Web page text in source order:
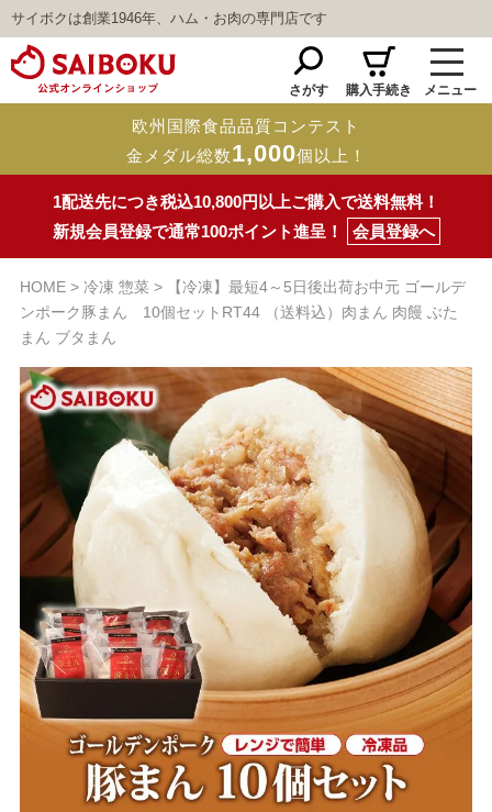
サイボクは創業1946年、ハム・お肉の専門店です
さがす 購入手続き メニュー
欧州国際食品品質コンテスト
金メダル総数1,000個以上！
1配送先につき税込10,800円以上ご購入で送料無料！
新規会員登録で通常100ポイント進呈！
会員登録へ
HOME 冷凍 惣菜
【冷凍】最短4～5日後出荷お中元 ゴールデ
ンポーク豚まん 10個セットRT44 （送料込）肉まん 肉饅 ぶた
まん ブタまん